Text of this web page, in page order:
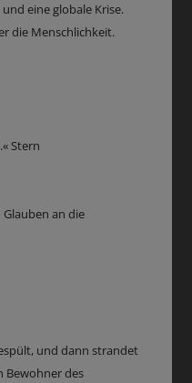
eine globale Krise.
die Menschlichkeit.
Stern
an die
und dann strandet
Bewohner des